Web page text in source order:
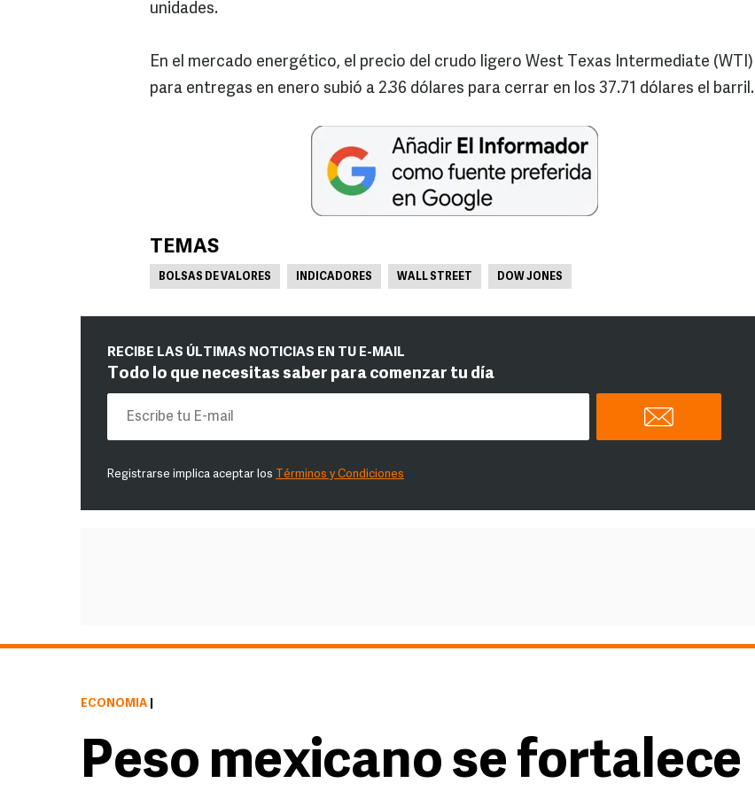
unidades.
En el mercado energético, el precio del crudo ligero West Texas Intermediate (WTI)
para entregas en enero subió a 2.36 dólares para cerrar en los 37.71 dólares el barril.
TEMAS
BOLSAS DE VALORES INDICADORES WALL STREET DOW JONES
RECIBE LAS ÚLTIMAS NOTICIAS EN TU E-MAIL
Todo lo que necesitas saber para comenzar tu día
Registrarse implica aceptar los Términos y Condiciones
ECONOMÍA
Peso mexicano se fortalece